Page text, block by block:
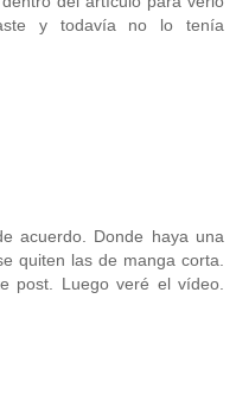
y todavía no lo tenía
acuerdo. Donde haya una
quiten las de manga corta.
post. Luego veré el vídeo.